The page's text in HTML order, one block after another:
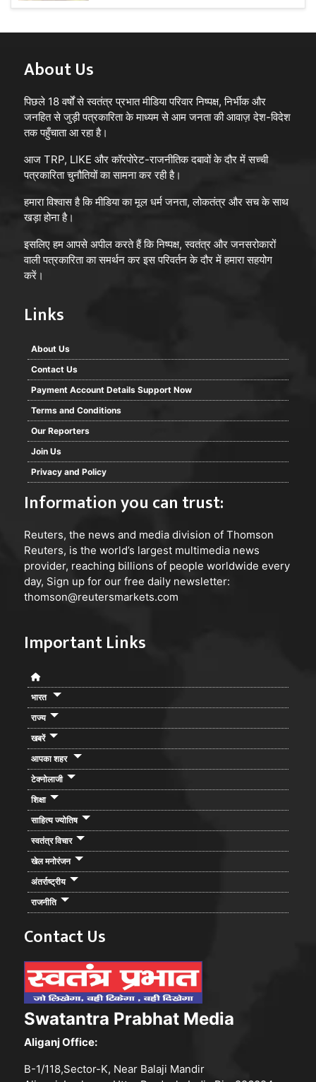
About Us
पिछले 18 वर्षों से स्वतंत्र प्रभात मीडिया परिवार निष्पक्ष, निर्भीक और
जनहित से जुड़ी पत्रकारिता के माध्यम से आम जनता की आवाज़ देश-विदेश
तक पहुँचाता आ रहा है।
आज TRP, LIKE और कॉरपोरेट-राजनीतिक दबावों के दौर में सच्ची
पत्रकारिता चुनौतियों का सामना कर रही है।
हमारा विश्वास है कि मीडिया का मूल धर्म जनता, लोकतंत्र और सच के साथ
खड़ा होना है।
इसलिए हम आपसे अपील करते हैं कि निष्पक्ष, स्वतंत्र और जनसरोकारों
वाली पत्रकारिता का समर्थन कर इस परिवर्तन के दौर में हमारा सहयोग
करें।
Links
About Us
Contact Us
Payment Account Details Support Now
Terms and Conditions
Our Reporters
Join Us
Privacy and Policy
Information you can trust:
Reuters, the news and media division of Thomson
Reuters, is the world’s largest multimedia news
provider, reaching billions of people worldwide every
day, Sign up for our free daily newsletter:
thomson@reutersmarkets.com
Important Links
भारत
राज्य
खबरें
आपका शहर
टेक्नोलाजी
शिक्षा
साहित्य ज्योतिष
स्वतंत्र विचार
खेल मनोरंजन
अंतर्राष्ट्रीय
राजनीति
Contact Us
Swatantra Prabhat Media
Aliganj Office:
B-1/118,Sector-K, Near Balaji Mandir